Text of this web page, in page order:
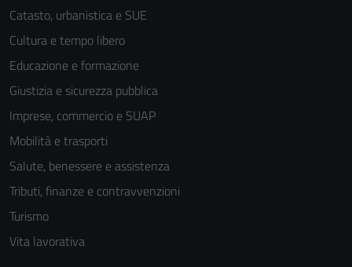
Catasto, urbanistica e SUE
Cultura e tempo libero
Educazione e formazione
Giustizia e sicurezza pubblica
Imprese, commercio e SUAP
Mobilità e trasporti
Salute, benessere e assistenza
Tributi, finanze e contravvenzioni
Turismo
Vita lavorativa